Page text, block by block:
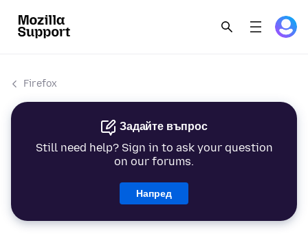
Firefox
Задайте въпрос
Still need help? Sign in to ask your question
on our forums.
Напред